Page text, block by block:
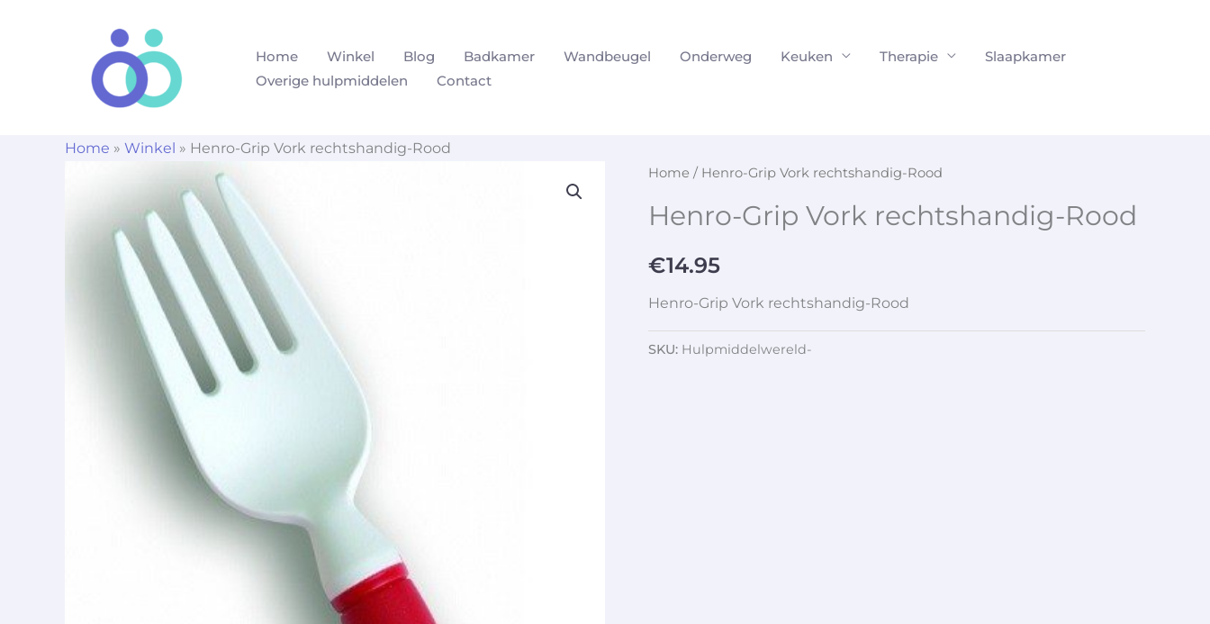
Home Winkel Blog Badkamer Wandbeugel Onderweg Keuken Therapie
Slaapkamer
Overige hulpmiddelen
Contact
Home » Winkel » Henro-Grip Vork rechtshandig-Rood
Home / Henro-Grip Vork rechtshandig-Rood
Henro-Grip Vork rechtshandig-Rood
€14.95
Henro-Grip Vork rechtshandig-Rood
SKU: Hulpmiddelwereld-